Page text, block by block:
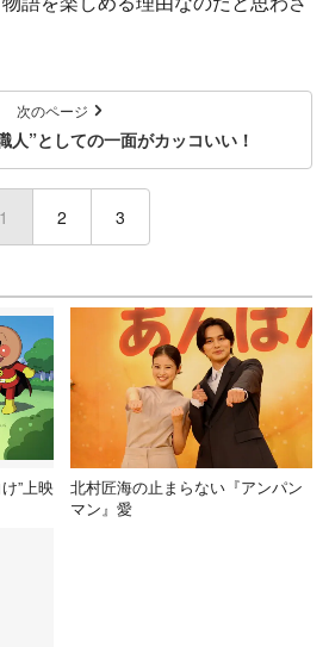
次のページ
人”としての一面がカッコいい！
1 (current)
2 3
”上映
北村匠海の止まらない『アンパン
マン』愛